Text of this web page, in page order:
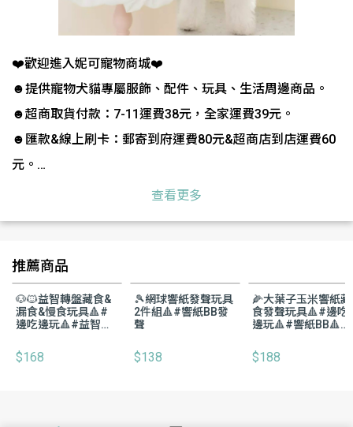
❤️歡迎進入妮可寵物商城❤️
☻提供寵物犬貓專屬服飾、配件、玩具、生活周邊商品。
☻超商取貨付款：7-11運費38元，全家運費39元。
☻匯款&線上刷卡：郵寄到府運費80元&超商店到店運費60
元。
☻不同預購日商品若需合併出貨則需先付款。
☻現貨商品：確認訂購需於3天內完成結單，逾期系統將自
動取消。
☻預購商品：每週三收單後🈲取消🈲改單，約10-20個工作
⚠️任何問題可私訊商城客服&臉書妮可&官方LINE
查看更多
推薦商品
🐶🐱益智轉盤藏食&
漏食&慢食玩具🔺#
邊吃邊玩🔺#益智藏
$168
🎾網球響紙發聲玩具
2件組🔺#響紙BB發
聲
$138
🌽大葉子玉米響紙藏
食發聲玩具🔺#邊吃
邊玩🔺#響紙BB🔺#
$188